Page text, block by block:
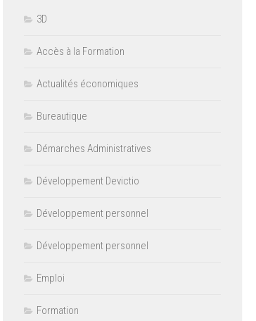
3D
Accès à la Formation
Actualités économiques
Bureautique
Démarches Administratives
Développement Devictio
Développement personnel
Développement personnel
Emploi
Formation